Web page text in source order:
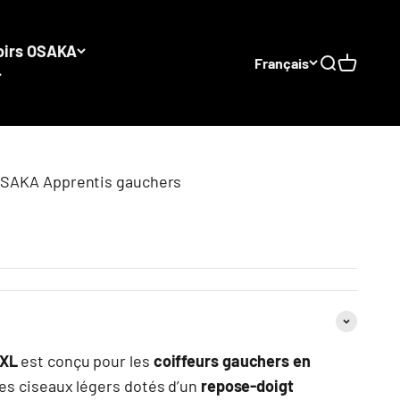
OSAKA
Français Recherche
Panier
Apprentis gauchers
est conçu pour les coiffeurs gauchers en
ciseaux légers dotés d’un repose-doigt